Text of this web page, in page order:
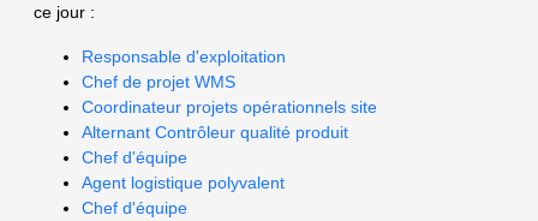
ce jour :
Responsable d'exploitation
Chef de projet WMS
Coordinateur projets opérationnels site
Alternant Contrôleur qualité produit
Chef d'équipe
Agent logistique polyvalent
Chef d'équipe